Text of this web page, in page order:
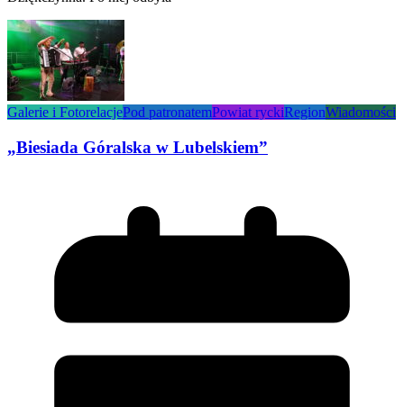
Galerie i FotorelacjePod patronatemPowiat ryckiRegionWiadomości
„Biesiada Góralska w Lubelskiem”